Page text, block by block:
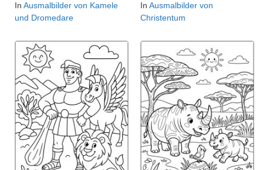
In Ausmalbilder von Kamele
und Dromedare
In Ausmalbilder von
Christentum